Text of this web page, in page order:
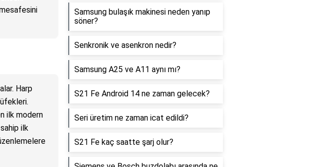
Harp
ilk modern
ilk
Samsung bulaşık makinesi neden yanıp
söner?
Senkronik ve asenkron nedir?
Samsung A25 ve A11 aynı mı?
S21 Fe Android 14 ne zaman gelecek?
Seri üretim ne zaman icat edildi?
S21 Fe kaç saatte şarj olur?